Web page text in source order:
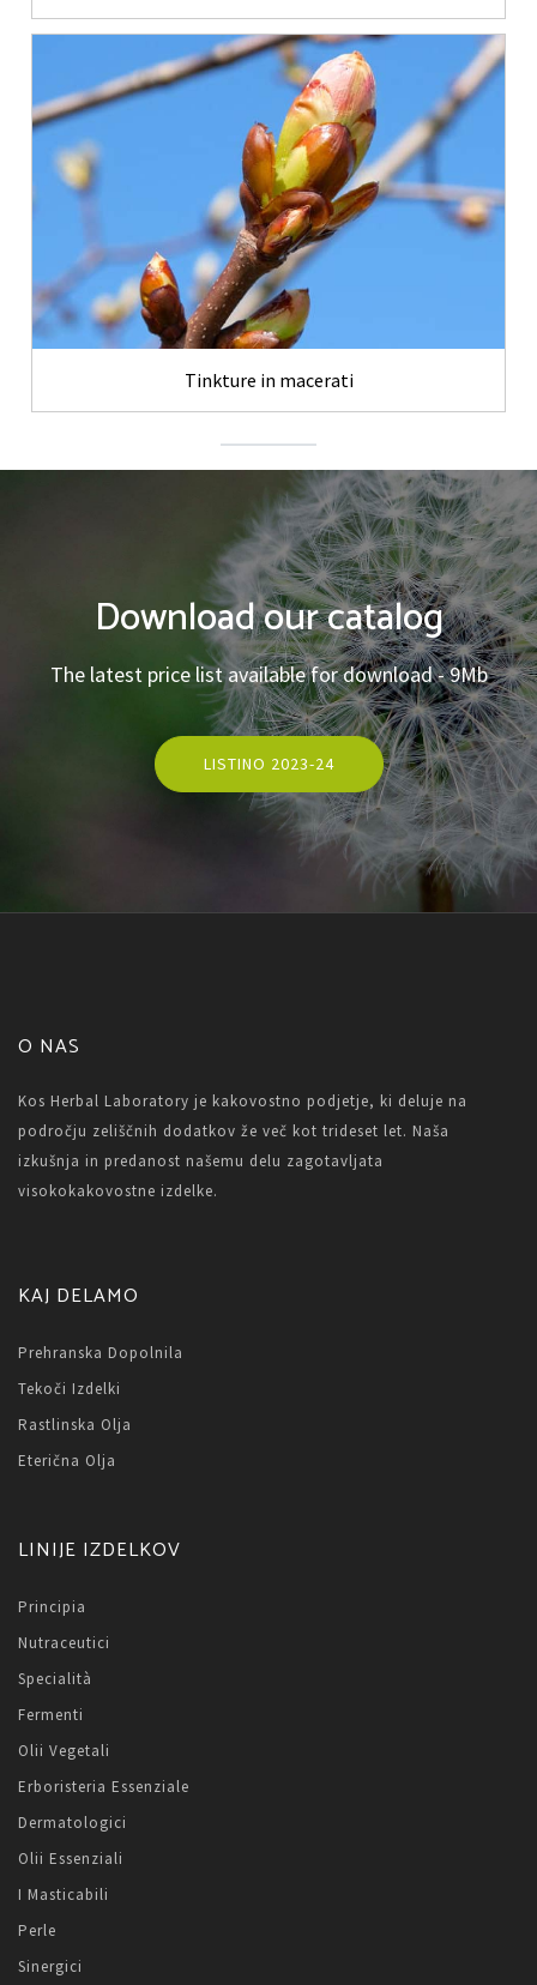
Tinkture in macerati
Download our catalog
The latest price list available for download - 9Mb
LISTINO 2023-24
O NAS
Kos Herbal Laboratory je kakovostno podjetje, ki deluje na
področju zeliščnih dodatkov že več kot trideset let. Naša
izkušnja in predanost našemu delu zagotavljata
visokokakovostne izdelke.
KAJ DELAMO
Prehranska Dopolnila
Tekoči Izdelki
Rastlinska Olja
Eterična Olja
LINIJE IZDELKOV
Principia
Nutraceutici
Specialità
Fermenti
Olii Vegetali
Erboristeria Essenziale
Dermatologici
Olii Essenziali
I Masticabili
Perle
Sinergici